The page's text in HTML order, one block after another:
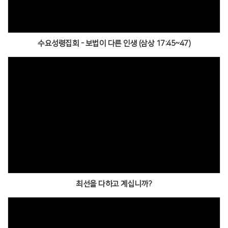
수요성령집회 - 보법이 다른 인생 (삼상 17:45~47)
최선을 다하고 계십니까?